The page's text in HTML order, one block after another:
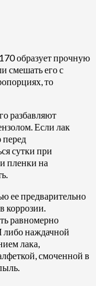
образует прочную
смешать его с
то
разбавляют
Если лак
перед
сутки при
пленки на
ее предварительно
коррозии.
равномерно
наждачной
лака,
смоченной в